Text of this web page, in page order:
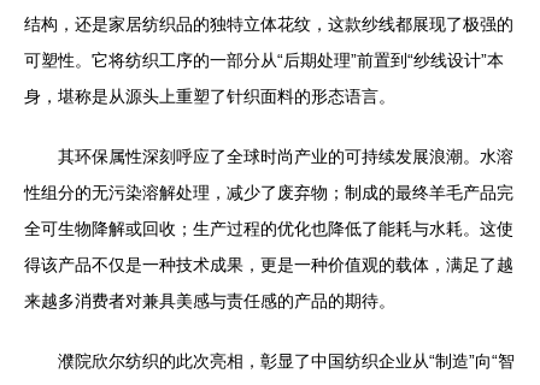
结构，还是家居纺织品的独特立体花纹，这款纱线都展现了极强的
可塑性。它将纺织工序的一部分从“后期处理”前置到“纱线设计”本
身，堪称是从源头上重塑了针织面料的形态语言。
其环保属性深刻呼应了全球时尚产业的可持续发展浪潮。水溶
性组分的无污染溶解处理，减少了废弃物；制成的最终羊毛产品完
全可生物降解或回收；生产过程的优化也降低了能耗与水耗。这使
得该产品不仅是一种技术成果，更是一种价值观的载体，满足了越
来越多消费者对兼具美感与责任感的产品的期待。
濮院欣尔纺织的此次亮相，彰显了中国纺织企业从“制造”向“智